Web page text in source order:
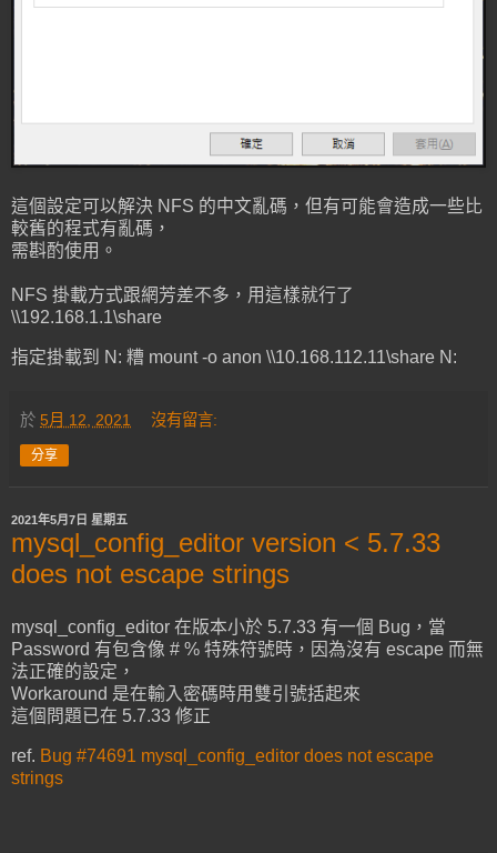
這個設定可以解決 NFS 的中文亂碼，但有可能會造成一些比
較舊的程式有亂碼，
需斟酌使用。
NFS 掛載方式跟網芳差不多，用這樣就行了
\\192.168.1.1\share
指定掛載到 N: 糟 mount -o anon \\10.168.112.11\share N:
於 5月 12, 2021 沒有留言:
分享
2021年5月7日 星期五
mysql_config_editor version < 5.7.33
does not escape strings
mysql_config_editor 在版本小於 5.7.33 有一個 Bug，當
Password 有包含像 # % 特殊符號時，因為沒有 escape 而無
法正確的設定，
Workaround 是在輸入密碼時用雙引號括起來
這個問題已在 5.7.33 修正
ref. Bug #74691 mysql_config_editor does not escape
strings